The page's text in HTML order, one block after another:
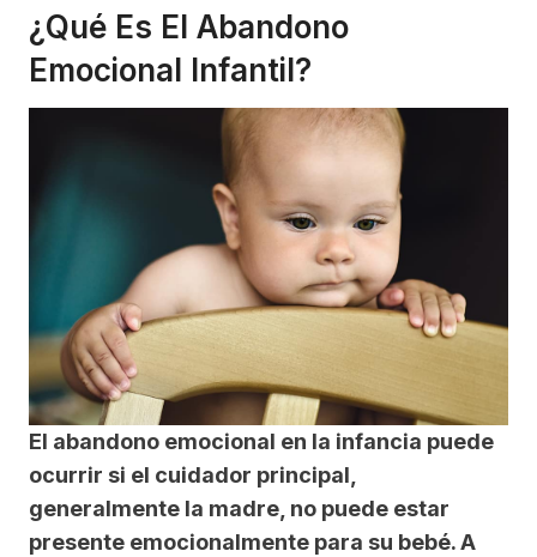
¿Qué Es El Abandono
Emocional Infantil?
El abandono emocional en la infancia puede
ocurrir si el cuidador principal,
generalmente la madre, no puede estar
presente emocionalmente para su bebé. A